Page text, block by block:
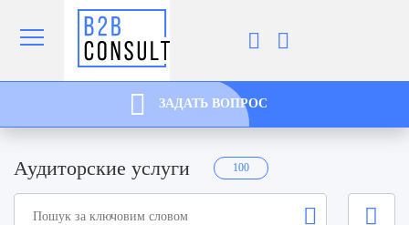
ЗАДАТЬ ВОПРОС
Аудиторские услуги 100